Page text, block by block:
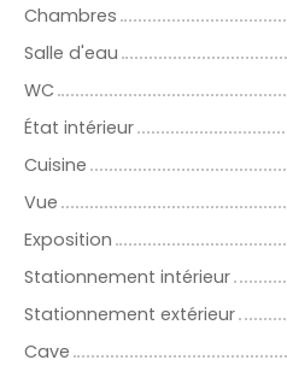
Chambres
Salle d'eau
WC
État intérieur
Cuisine
Vue
Exposition
Stationnement intérieur
Stationnement extérieur
Cave